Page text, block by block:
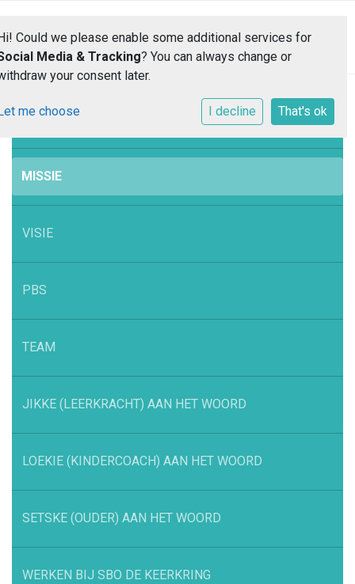
Toggle
IDENTITEIT
MISSIE
VISIE
PBS
TEAM
JIKKE (LEERKRACHT) AAN HET WOORD
LOEKIE (KINDERCOACH) AAN HET WOORD
SETSKE (OUDER) AAN HET WOORD
WERKEN BIJ SBO DE KEERKRING
Could we please enable some additional services for
Media & Tracking? You can always change or
your consent later.
me choose I decline That's ok